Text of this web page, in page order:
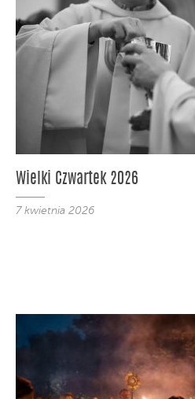
Wielki Czwartek 2026
7 kwietnia 2026